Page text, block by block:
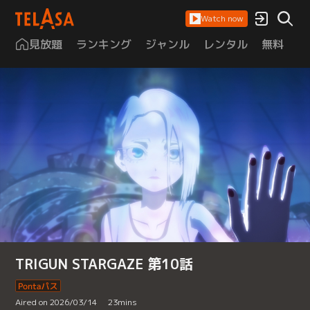
Watch now
見放題 ランキング ジャンル レンタル 無料
TRIGUN STARGAZE 第10話
Aired on 2026/03/14 23mins